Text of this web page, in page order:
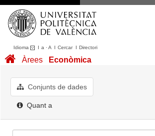
Idioma I a ·A I CercarI Directori
Conjunts de dades
Quant a
Àrees Econòmica
Conjunts de dades
Quant a